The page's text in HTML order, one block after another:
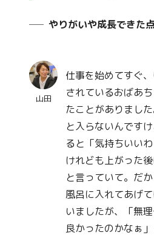
やりがいや成長できた
山田
仕事を始めてすぐ
されているおばあ
たことがありまし
と入らないんです
ると「気持ちいい
けれども上がった
と言っていて。だ
風呂に入れてあげ
いましたが、「無
良かったのかなぁ